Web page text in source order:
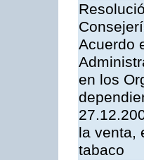
Acuerdo
en los
la venta,
tabaco